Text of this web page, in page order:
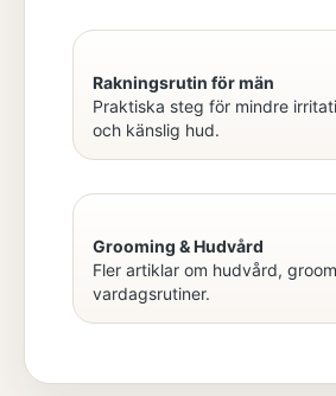
Rakningsrutin för män
Praktiska steg för mindre
och känslig hud.
Grooming & Hudvård
Fler artiklar om hudvård,
vardagsrutiner.